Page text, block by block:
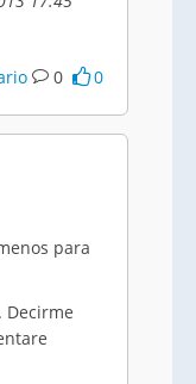
0 0
para
Decirme